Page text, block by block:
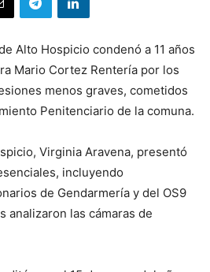
Alto Hospicio condenó a 11 años
Mario Cortez Rentería por los
menos graves, cometidos
Penitenciario de la comuna.
Virginia Aravena, presentó
incluyendo
de Gendarmería y del OS9
analizaron las cámaras de